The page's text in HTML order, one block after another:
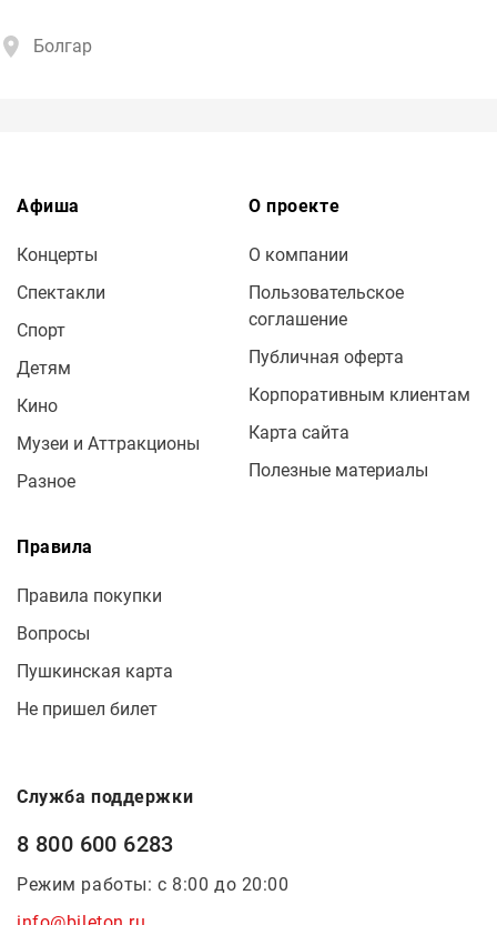
Болгар
Афиша
Концерты
Спектакли
Спорт
Детям
Кино
Музеи и Аттракционы
Разное
О проекте
О компании
Пользовательское
соглашение
Публичная оферта
Корпоративным клиентам
Карта сайта
Полезные материалы
Правила
Правила покупки
Вопросы
Пушкинская карта
Не пришел билет
Служба поддержки
8 800 600 6283
Режим работы: с 8:00 до 20:00